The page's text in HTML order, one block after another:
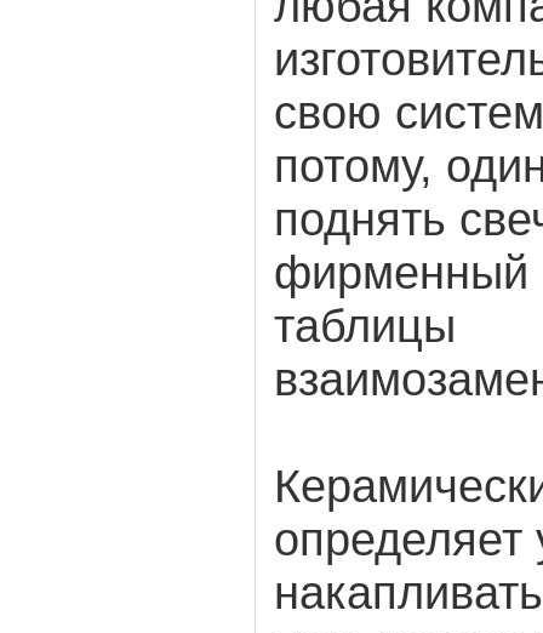
свою
потому,
поднять
фирменный
таблицы
определяет